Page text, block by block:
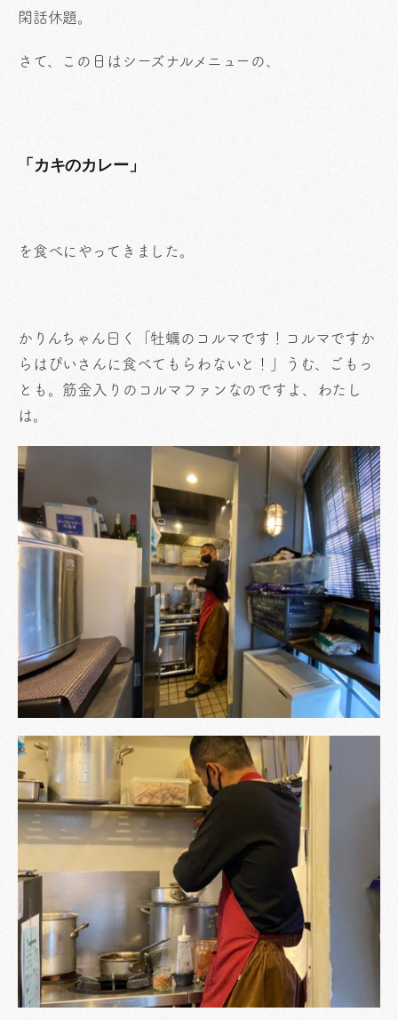
閑話休題。
さて、この日はシーズナルメニューの、
「カキのカレー」
を食べにやってきました。
かりんちゃん曰く「牡蠣のコルマです！コルマですか
らはぴいさんに食べてもらわないと！」うむ、ごもっ
とも。筋金入りのコルマファンなのですよ、わたし
は。